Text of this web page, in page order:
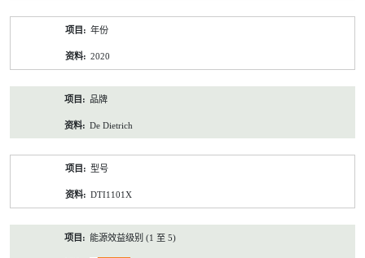
年份
2020
品牌
De Dietrich
型号
DTI1101X
能源效益级别 (1 至 5)